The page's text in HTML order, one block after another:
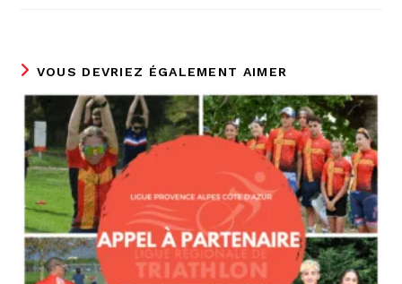
VOUS DEVRIEZ ÉGALEMENT AIMER